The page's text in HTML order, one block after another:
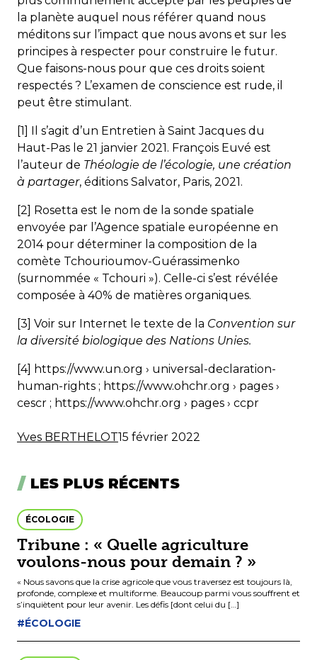
la planète auquel nous référer quand nous
méditons sur l’impact que nous avons et sur les
principes à respecter pour construire le futur.
Que faisons-nous pour que ces droits soient
respectés ? L’examen de conscience est rude, il
peut être stimulant.
[1] Il s’agit d’un Entretien à Saint Jacques du
Haut-Pas le 21 janvier 2021. François Euvé est
l’auteur de Théologie de l’écologie, une création
à partager, éditions Salvator, Paris, 2021.
[2] Rosetta est le nom de la sonde spatiale
envoyée par l’Agence spatiale européenne en
2014 pour déterminer la composition de la
comète Tchourioumov-Guérassimenko
(surnommée « Tchouri »). Celle-ci s’est révélée
composée à 40% de matières organiques.
[3] Voir sur Internet le texte de la Convention sur
la diversité biologique des Nations Unies.
[4] https://www.un.org › universal-declaration-
human-rights ; https://www.ohchr.org › pages ›
cescr ; https://www.ohchr.org › pages › ccpr
Yves BERTHELOT15 février 2022
LES PLUS RÉCENTS
ÉCOLOGIE
Tribune : « Quelle agriculture
voulons-nous pour demain ? »
« Nous savons que la crise agricole que vous traversez est toujours là,
profonde, complexe et multiforme. Beaucoup parmi vous souffrent et
s’inquiètent pour leur avenir. Les défis [dont celui du […]
#ÉCOLOGIE